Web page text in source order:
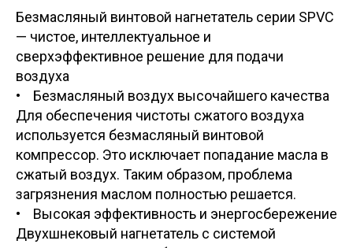
Безмасляный винтовой нагнетатель серии SPVC
— чистое, интеллектуальное и
сверхэффективное решение для подачи
воздуха
• Безмасляный воздух высочайшего качества
Для обеспечения чистоты сжатого воздуха
используется безмасляный винтовой
компрессор. Это исключает попадание масла в
сжатый воздух. Таким образом, проблема
загрязнения маслом полностью решается.
• Высокая эффективность и энергосбережение
Двухшнековый нагнетатель с системой